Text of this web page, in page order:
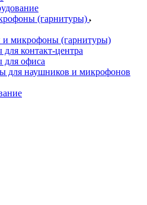
(гарнитуры)
микрофоны (гарнитуры)
контакт-центра
для офиса
для наушников и микрофонов